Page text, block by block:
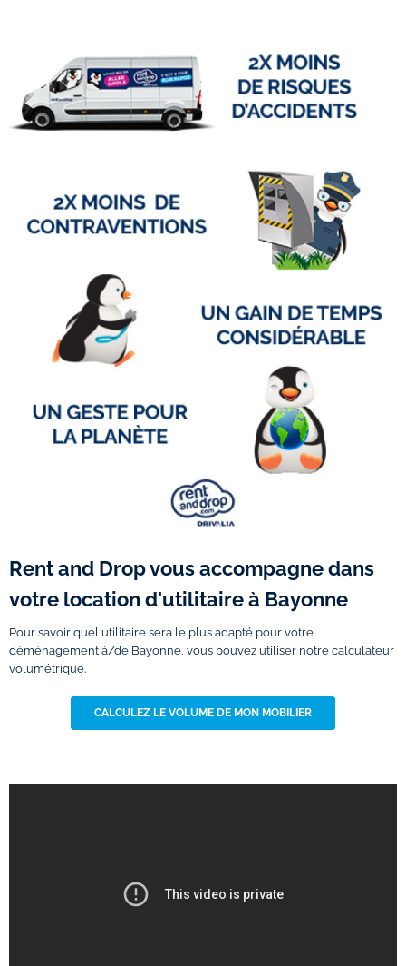
Rent and Drop vous accompagne dans
votre location d'utilitaire à Bayonne
Pour savoir quel utilitaire sera le plus adapté pour votre
déménagement à/de Bayonne, vous pouvez utiliser notre calculateur
volumétrique.
CALCULEZ LE VOLUME DE MON MOBILIER